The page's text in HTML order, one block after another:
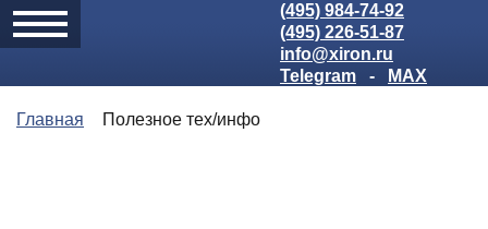
(495) 984-74-92
(495) 226-51-87
info@xiron.ru
Telegram
- MAX
Главная Полезное тех/инфо